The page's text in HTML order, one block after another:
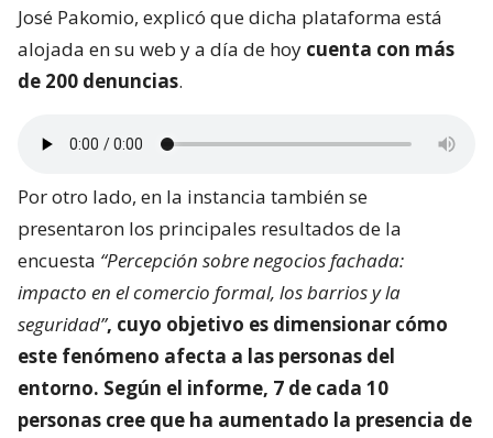
José Pakomio, explicó que dicha plataforma está
alojada en su web y a día de hoy cuenta con más
de 200 denuncias.
Por otro lado, en la instancia también se
presentaron los principales resultados de la
encuesta “Percepción sobre negocios fachada:
impacto en el comercio formal, los barrios y la
seguridad”, cuyo objetivo es dimensionar cómo
este fenómeno afecta a las personas del
entorno. Según el informe, 7 de cada 10
personas cree que ha aumentado la presencia de